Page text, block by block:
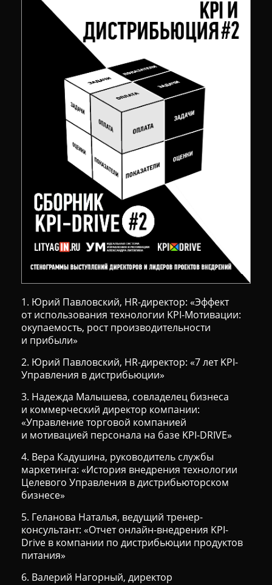
1. Юрий Павловский, HR-директор: «Эффект
от использования технологии KPI-Мотивации:
окупаемость, рост производительности
и прибыли»
2. Юрий Павловский, HR-директор: «7 лет KPI-
Управления в дистрибьюции»
3. Надежда Малышева, совладелец бизнеса
и коммерческий директор компании:
«Управление торговой компанией
и мотивацией персонала на базе KPI-DRIVE»
4. Вера Кадушина, руководитель службы
маркетинга: «История внедрения технологии
Целевого Управления в дистрибьюторском
бизнесе»
5. Геланова Наталья, ведущий тренер-
консультант: «Отчет онлайн-внедрения KPI-
Drive в компании по дистрибьюции продуктов
питания»
6. Валерий Нагорный, директор